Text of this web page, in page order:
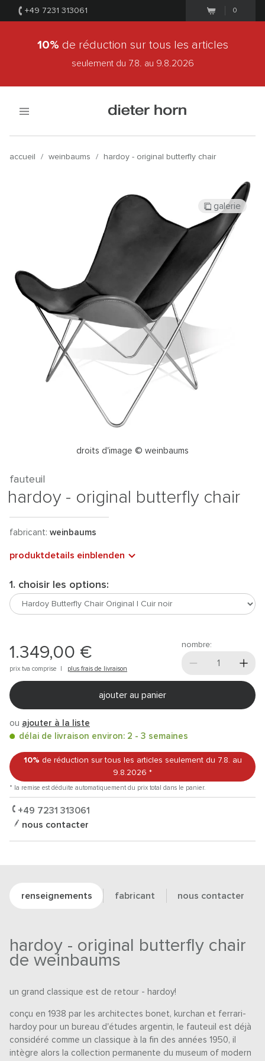
+49 7231 313061 0
10% de réduction sur tous les articles
seulement du 7.8. au 9.8.2026
accueil / weinbaums / hardoy - original butterfly chair
droits d'image © weinbaums
galerie
fauteuil
hardoy - original butterfly chair
fabricant: weinbaums
produktdetails einblenden
1. choisir les options:
1.349,00 €
prix tva comprise | plus frais de livraison
nombre:
ajouter au panier
ou ajouter à la liste
délai de livraison environ: 2 - 3 semaines
10% de réduction sur tous les articles seulement du 7.8. au
9.8.2026 *
* la remise est déduite automatiquement du prix total dans le panier.
+49 7231 313061
nous contacter
renseignements fabricant nous contacter
hardoy - original butterfly chair
de weinbaums
un grand classique est de retour - hardoy!
conçu en 1938 par les architectes bonet, kurchan et ferrari-
hardoy pour un bureau d'études argentin, le fauteuil est déjà
considéré comme un classique à la fin des années 1950, il
intègre alors la collection permanente du museum of modern